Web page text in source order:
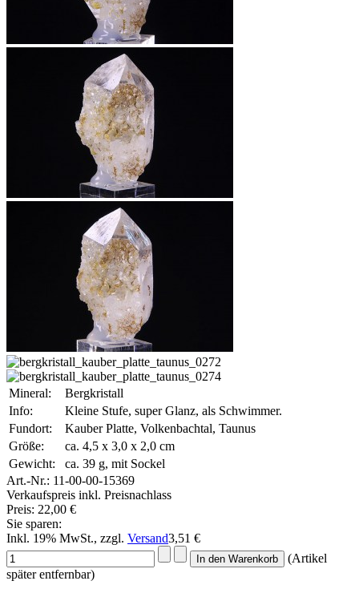
Mineral:
Bergkristall
Info:
Kleine Stufe, super Glanz, als Schwimmer.
Fundort:
Kauber Platte, Volkenbachtal, Taunus
Größe:
ca. 4,5 x 3,0 x 2,0 cm
Gewicht:
ca. 39 g, mit Sockel
Art.-Nr.: 11-00-00-15369
Verkaufspreis inkl. Preisnachlass
Preis: 22,00 €
Sie sparen:
Inkl. 19% MwSt., zzgl. Versand3,51 €
(Artikel
später entfernbar)